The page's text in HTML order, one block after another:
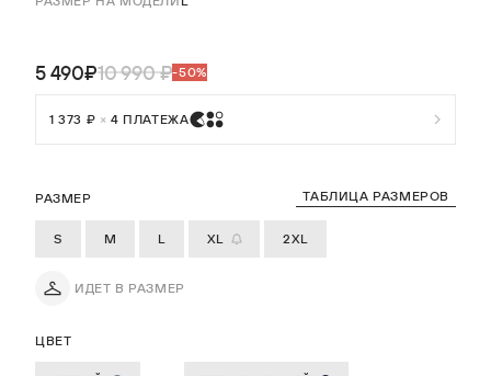
РАЗМЕР ТАБЛИЦА РАЗМЕРОВ
S M L XL 2XL
ИДЕТ В РАЗМЕР
ЦВЕТ
5 490₽10 990 ₽-50%
1 373 ₽ × 4 ПЛАТЕЖА